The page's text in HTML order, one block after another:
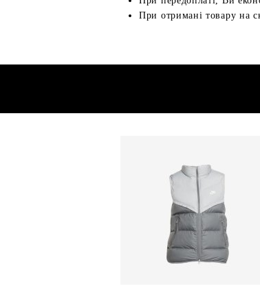
При отримані товару на